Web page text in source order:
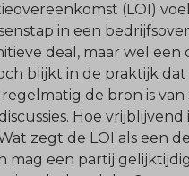
(LOI)
in een
deal, maar wel een
blijkt in de praktijk dat
regelmatig de bron is van
Hoe vrijblijvend
zegt de LOI als een
mag een partij